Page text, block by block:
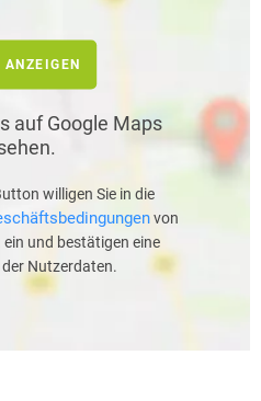
ANZEIGEN
auf Google Maps
willigen Sie in die
von
und bestätigen eine
Nutzerdaten.